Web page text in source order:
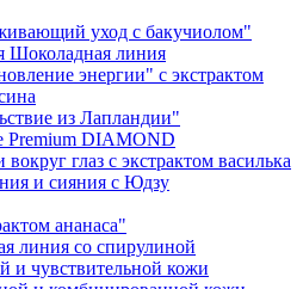
уход с бакучиолом"
Шоколадная линия
энергии" с экстрактом
из Лапландии"
Premium DIAMOND
глаз с экстрактом василька
и сияния с Юдзу
ананаса"
линия со спирулиной
и чувствительной кожи